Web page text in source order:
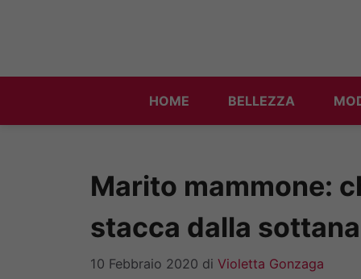
HOME BELLEZZA
Marito mammone:
stacca dalla
10 Febbraio 2020 di Violetta Gonzaga